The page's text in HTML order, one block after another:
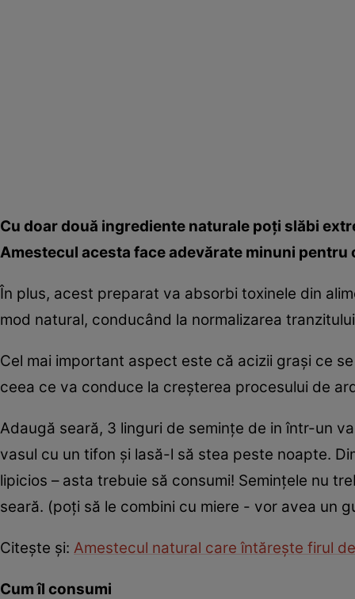
Cu doar două ingrediente naturale poţi slăbi
Amestecul acesta face adevărate minuni
În plus, acest preparat va absorbi toxinele din
mod natural, conducând la normalizarea
Cel mai important aspect este că acizii graşi ce
ceea ce va conduce la creşterea procesului de
Adaugă seară, 3 linguri de seminţe de in într-un
vasul cu un tifon şi lasă-l să stea peste noapte.
lipicios – asta trebuie să consumi! Seminţele nu
seară. (poţi să le combini cu miere - vor avea un
Citeşte şi: Amestecul natural care întăreşte firul
Cum îl consumi